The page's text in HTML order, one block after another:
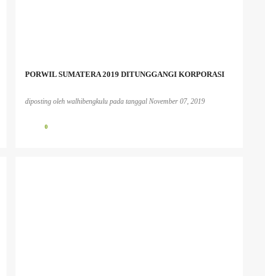
PORWIL SUMATERA 2019 DITUNGGANGI KORPORASI
diposting oleh walhibengkulu pada tanggal November 07, 2019
0